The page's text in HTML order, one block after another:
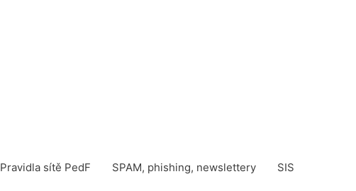
Pravidla sítě PedF SPAM, phishing, newslettery SIS